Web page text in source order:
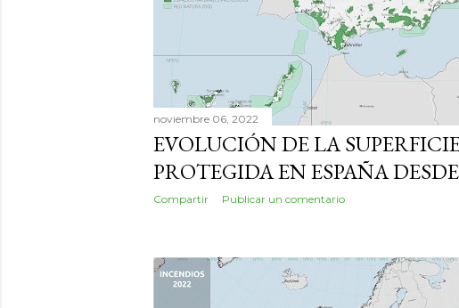
noviembre 06, 2022
EVOLUCIÓN DE LA
PROTEGIDA EN ESPAÑA
Compartir Publicar un comentario